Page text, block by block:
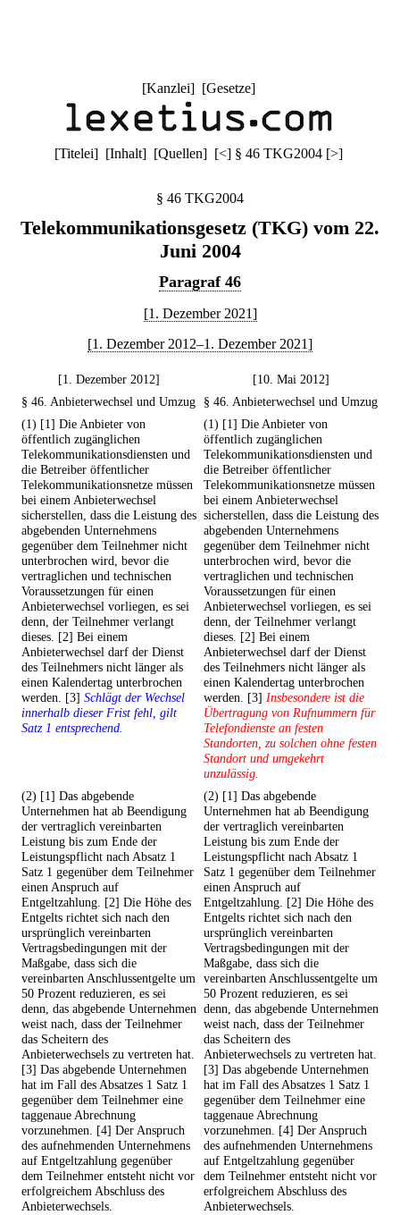
[Kanzlei] [Gesetze]
[Titelei] [Inhalt] [Quellen] [<] § 46 TKG2004 [>]
§ 46 TKG2004
Telekommunikationsgesetz (TKG) vom 22.
Juni 2004
Paragraf 46
[1. Dezember 2021]
[1. Dezember 2012–1. Dezember 2021]
[1. Dezember 2012]
[10. Mai 2012]
§ 46. Anbieterwechsel und Umzug
§ 46. Anbieterwechsel und Umzug
(1) [1] Die Anbieter von
öffentlich zugänglichen
Telekommunikationsdiensten und
die Betreiber öffentlicher
Telekommunikationsnetze müssen
bei einem Anbieterwechsel
sicherstellen, dass die Leistung des
abgebenden Unternehmens
gegenüber dem Teilnehmer nicht
unterbrochen wird, bevor die
vertraglichen und technischen
Voraussetzungen für einen
Anbieterwechsel vorliegen, es sei
denn, der Teilnehmer verlangt
dieses. [2] Bei einem
Anbieterwechsel darf der Dienst
des Teilnehmers nicht länger als
einen Kalendertag unterbrochen
werden. [3] Schlägt der Wechsel
innerhalb dieser Frist fehl, gilt
Satz 1 entsprechend.
(1) [1] Die Anbieter von
öffentlich zugänglichen
Telekommunikationsdiensten und
die Betreiber öffentlicher
Telekommunikationsnetze müssen
bei einem Anbieterwechsel
sicherstellen, dass die Leistung des
abgebenden Unternehmens
gegenüber dem Teilnehmer nicht
unterbrochen wird, bevor die
vertraglichen und technischen
Voraussetzungen für einen
Anbieterwechsel vorliegen, es sei
denn, der Teilnehmer verlangt
dieses. [2] Bei einem
Anbieterwechsel darf der Dienst
des Teilnehmers nicht länger als
einen Kalendertag unterbrochen
werden. [3] Insbesondere ist die
Übertragung von Rufnummern für
Telefondienste an festen
Standorten, zu solchen ohne festen
Standort und umgekehrt
unzulässig.
(2) [1] Das abgebende
Unternehmen hat ab Beendigung
der vertraglich vereinbarten
Leistung bis zum Ende der
Leistungspflicht nach Absatz 1
Satz 1 gegenüber dem Teilnehmer
einen Anspruch auf
Entgeltzahlung. [2] Die Höhe des
Entgelts richtet sich nach den
ursprünglich vereinbarten
Vertragsbedingungen mit der
Maßgabe, dass sich die
vereinbarten Anschlussentgelte um
50 Prozent reduzieren, es sei
denn, das abgebende Unternehmen
weist nach, dass der Teilnehmer
das Scheitern des
Anbieterwechsels zu vertreten hat.
[3] Das abgebende Unternehmen
hat im Fall des Absatzes 1 Satz 1
gegenüber dem Teilnehmer eine
taggenaue Abrechnung
vorzunehmen. [4] Der Anspruch
des aufnehmenden Unternehmens
auf Entgeltzahlung gegenüber
dem Teilnehmer entsteht nicht vor
erfolgreichem Abschluss des
Anbieterwechsels.
(2) [1] Das abgebende
Unternehmen hat ab Beendigung
der vertraglich vereinbarten
Leistung bis zum Ende der
Leistungspflicht nach Absatz 1
Satz 1 gegenüber dem Teilnehmer
einen Anspruch auf
Entgeltzahlung. [2] Die Höhe des
Entgelts richtet sich nach den
ursprünglich vereinbarten
Vertragsbedingungen mit der
Maßgabe, dass sich die
vereinbarten Anschlussentgelte um
50 Prozent reduzieren, es sei
denn, das abgebende Unternehmen
weist nach, dass der Teilnehmer
das Scheitern des
Anbieterwechsels zu vertreten hat.
[3] Das abgebende Unternehmen
hat im Fall des Absatzes 1 Satz 1
gegenüber dem Teilnehmer eine
taggenaue Abrechnung
vorzunehmen. [4] Der Anspruch
des aufnehmenden Unternehmens
auf Entgeltzahlung gegenüber
dem Teilnehmer entsteht nicht vor
erfolgreichem Abschluss des
Anbieterwechsels.